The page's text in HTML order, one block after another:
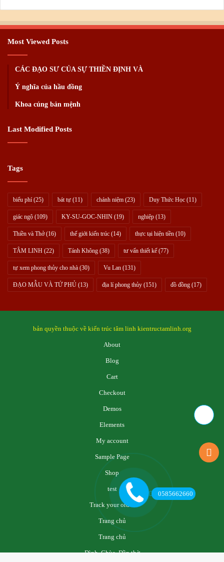
Most Viewed Posts
CÁC ĐẠO SƯ CỦA SỰ THIỀN ĐỊNH VÀ
Ý nghĩa của hầu đồng
Khoa cúng bản mệnh
Last Modified Posts
Tags
biểu phí (25) bát tự (11) chánh niệm (23) Duy Thức Học (11)
giác ngộ (109) KY-SU-GOC-NHIN (19) nghiệp (13)
Thiền và Thở(16) thế giới kiến trúc (14) thực tại hiện tiền (10)
TÂM LINH (22) Tánh Không (38) tư vấn thiết kế(77)
tự xem phong thủy cho nhà (30) Vu Lan (131)
ĐẠO MẪU VÀ TỨ PHỦ (13) địa lí phong thủy (151) đồ đồng (17)
bản quyền thuộc về kiến trúc tâm linh kientructamlinh.org
About
Blog
Cart
Checkout
Demos
Elements
My account
Sample Page
Shop
test
Track your order
Trang chủ
Trang chủ
Đình, Chùa, Đền thờ
0585662660